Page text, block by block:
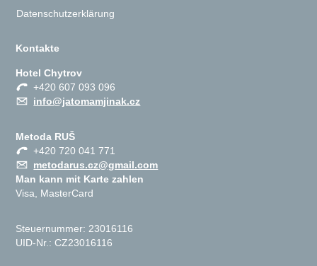
Datenschutzerklärung
Kontakte
Hotel Chytrov
+420 607 093 096
info@jatomamjinak.cz
Metoda RUŠ
+420 720 041 771
metodarus.cz@gmail.com
Man kann mit Karte zahlen
Visa, MasterCard
Steuernummer: 23016116
UID-Nr.: CZ23016116